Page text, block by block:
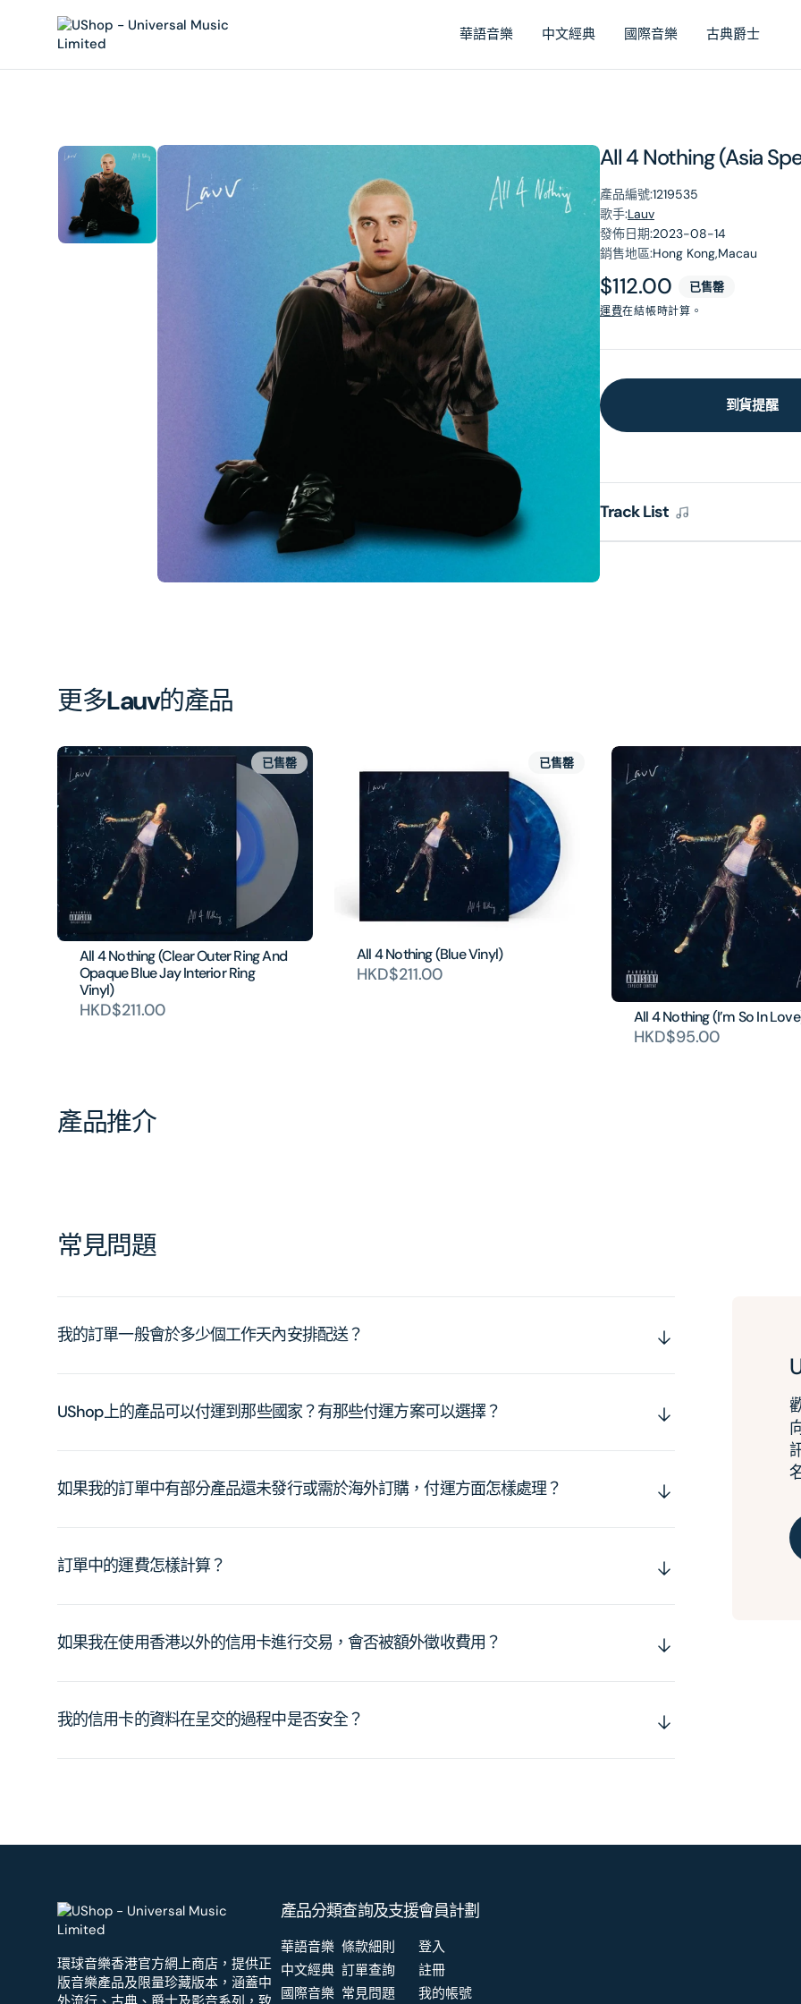
華語音樂 中文經典 國際音樂 古典爵士
All 4 Nothing (Asia
產品編號:1219535
歌手:Lauv
發佈日期:2023-08-14
銷售地區:Hong Kong,Macau
原
價
$112.00 已售罄
運費在結帳時計算。
到貨提醒
Track List
在
相
1
更多Lauv的產品
All 4 Nothing (Clear Outer Ring And
Opaque Blue Jay Interior Ring
Vinyl)
HKD$211.00
已售罄
All 4 Nothing (Blue Vinyl)
HKD$211.00
已售罄
All 4 Nothing (I’m So In
HKD$95.00
產品推介
常見問題
我的訂單一般會於多少個工作天內安排配送？
UShop上的產品可以付運到那些國家？有那些付運方案可以選擇？
如果我的訂單中有部分產品還未發行或需於海外訂購，付運方面怎樣處理？
訂單中的運費怎樣計算？
如果我在使用香港以外的信用卡進行交易，會否被額外徵收費用？
我的信用卡的資料在呈交的過程中是否安全？
環球音樂香港官方網上商店，提供正
版音樂產品及限量珍藏版本，涵蓋中
產品分類
華語音樂
中文經典
國際音樂
查詢及支援
條款細則
訂單查詢
常見問題
會員計劃
登入
註冊
我的帳號